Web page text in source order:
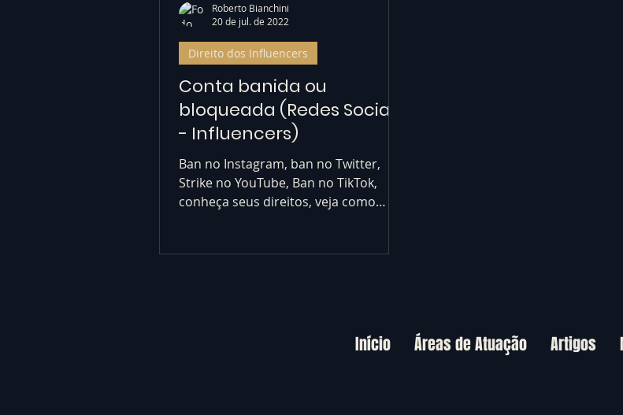
Conta banida ou
bloqueada (Redes Sociais
- Influencers)
Ban no Instagram, ban no Twitter,
Strike no YouTube, Ban no TikTok,
conheça seus direitos, veja como
Direito dos Influencers
Roberto Bianchini
20 de jul. de 2022
Início Áreas de Atuação Artigos